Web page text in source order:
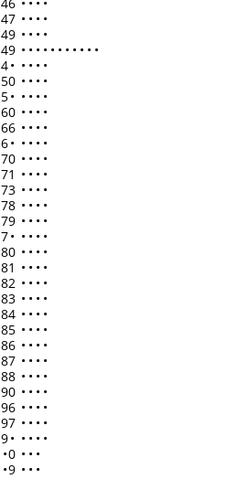
47 • • • •
49 • • • •
49 • • • • • • • • • • •
4• • • • •
50 • • • •
5• • • • •
60 • • • •
66 • • • •
6• • • • •
70 • • • •
71 • • • •
73 • • • •
78 • • • •
79 • • • •
7• • • • •
80 • • • •
81 • • • •
82 • • • •
83 • • • •
84 • • • •
85 • • • •
86 • • • •
87 • • • •
88 • • • •
90 • • • •
96 • • • •
97 • • • •
9• • • • •
•0 • • •
•9 • • •